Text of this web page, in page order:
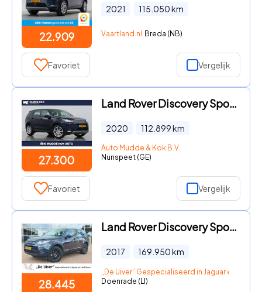
22.909
2021 115.050km
Vaartland.nl Breda (NB)
Favoriet Vergelijk
27.300
Land Rover Discovery Sport - P200 2.0 S | ACC | ClearSight | Camera | Stoel+Stuurverwarmi
2020 112.899km
Auto Mudde & Kok B.V.
Nunspeet (GE)
Favoriet Vergelijk
28.445
Land Rover Discovery Sport - 2.0 eD4 E-Capability 150pk 2WD 5p. Pure LAND ROVER Discovery
2017 169.950km
„De Uiver” Gespecialiseerd in Jaguar en Land
Doenrade (LI)